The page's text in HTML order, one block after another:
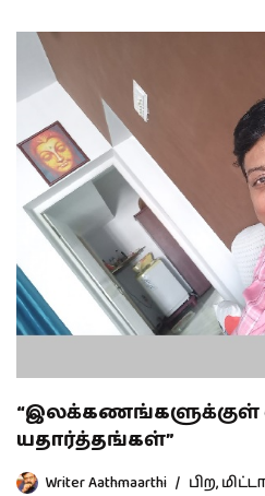
“இலக்கணங்களுக்குள்
யதார்த்தங்கள்”
Writer Aathmaarthi பிற,